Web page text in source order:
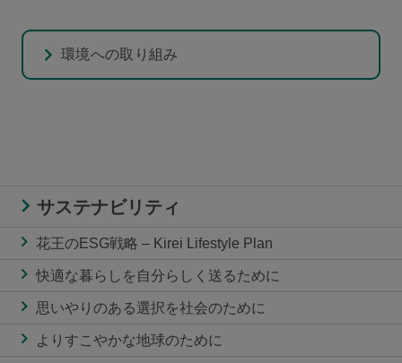
環境への取り組み
サステナビリティ
花王のESG戦略 – Kirei Lifestyle Plan
快適な暮らしを自分らしく送るために
思いやりのある選択を社会のために
よりすこやかな地球のために